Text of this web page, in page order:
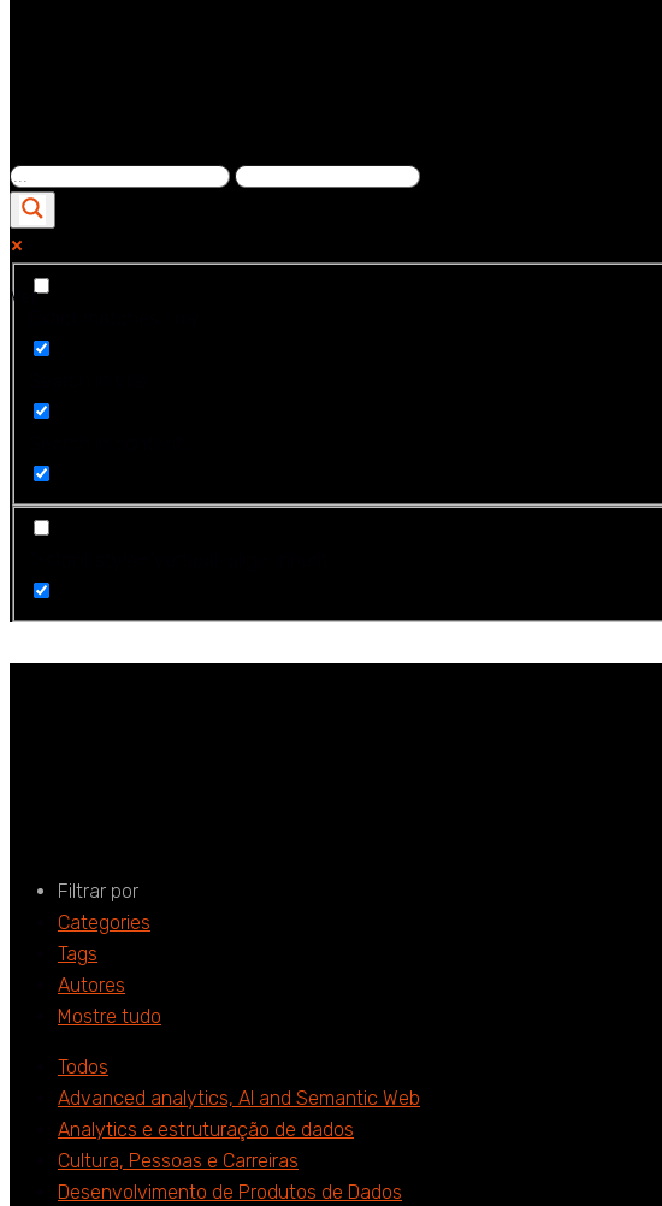
Ver...
Filtrar por
Categories
Tags
Autores
Mostre tudo
Todos
Advanced analytics, AI and Semantic Web
Analytics e estruturação de dados
Cultura, Pessoas e Carreiras
Desenvolvimento de Produtos de Dados